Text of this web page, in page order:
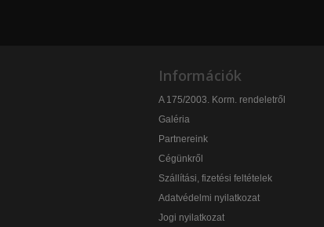
Információk
A 175/2003. Korm. rendeletről
Galéria
Partnereink
Cégünkről
Szállítási, fizetési feltételek
Adatvédelmi nyilatkozat
Jogi nyilatkozat